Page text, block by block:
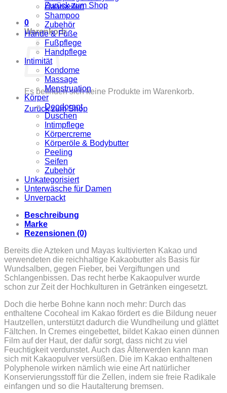
Zurück zum Shop
0
Warenkorb
Es befinden sich keine Produkte im Warenkorb.
Zurück zum Shop
Haarseifen
Shampoo
Zubehör
Hände & Füße
Fußpflege
Handpflege
Intimität
Kondome
Massage
Menstruation
Körper
Deodorant
Duschen
Intimpflege
Körpercreme
Körperöle & Bodybutter
Peeling
Seifen
Zubehör
Unkategorisiert
Unterwäsche für Damen
Unverpackt
Beschreibung
Marke
Rezensionen (0)
Bereits die Azteken und Mayas kultivierten Kakao und
verwendeten die reichhaltige Kakaobutter als Basis für
Wundsalben, gegen Fieber, bei Vergiftungen und
Schlangenbissen. Das recht herbe Kakaopulver wurde
schon zur Zeit der Hochkulturen in Getränken eingesetzt.
Doch die herbe Bohne kann noch mehr: Durch das
enthaltene Cocoheal im Kakao fördert es die Bildung neuer
Hautzellen, unterstützt dadurch die Wundheilung und glättet
Fältchen. In Cremes eingebettet, bildet Kakao einen dünnen
Film auf der Haut, der dafür sorgt, dass nicht zu viel
Feuchtigkeit verdunstet. Auch das Älterwerden kann man
sich mit Kakaopulver versüßen. Die im Kakao enthaltenen
Polyphenole wirken nämlich wie eine Art natürlicher
Konservierungsstoff für die Zellen, indem sie freie Radikale
einfangen und so die Hautalterung bremsen.